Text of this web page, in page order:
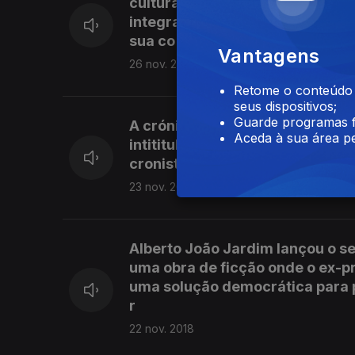
integração no inventário
sua co
26 nov. 2018
A crónica literária de hoje é da
intititulado "Como morrem as
cronistas do New York Times.
23 nov. 2018
Alberto João Jardim lançou o
uma obra de ficção onde o ex-
uma solução democrática
r
22 nov. 2018
Vantagens
Retome o
seus dispositivos;
Guarde programas
Aceda à sua área